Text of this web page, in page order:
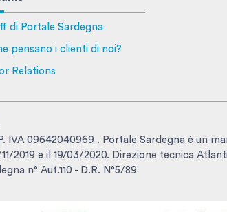
di Portale Sardegna
pensano i clienti di noi?
Relations
IVA 09642040969 . Portale Sardegna è un
2019 e il 19/03/2020. Direzione tecnica
n° Aut.110 - D.R. N°5/89